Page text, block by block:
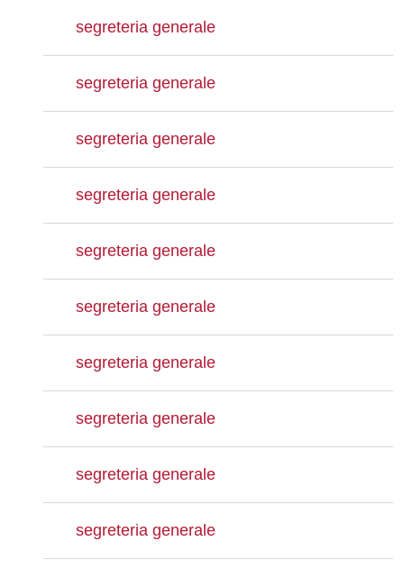
segreteria generale
segreteria generale
segreteria generale
segreteria generale
segreteria generale
segreteria generale
segreteria generale
segreteria generale
segreteria generale
segreteria generale